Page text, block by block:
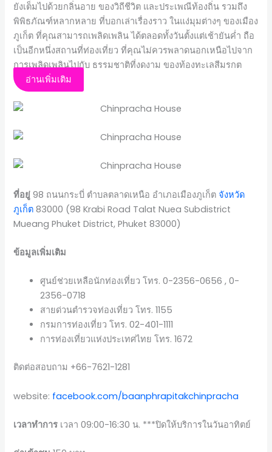
ยังเต็มไปด้วยกลิ่นอาย ของวิถีชีวิต และประเพณีท้องถิ่น รวมถึง
พิพิธภัณฑ์หลากหลาย ที่บอกเล่าเรื่องราว ในแง่มุมต่างๆ ของเมือง
ภูเก็ต ที่คุณสามารถเพลิดเพลิน ได้ตลอดทั้งวันตั้งแต่เช้ายันค่ำ ถือ
เป็นอีกหนึ่งสถานที่ท่องเที่ยว ที่คุณไม่ควรพลาดนอกเหนือไปจาก
การเพลิดเพลินไปกับ ธรรมชาติที่งดงาม ของท้องทะเลสีมรกต
อ่านเพิ่มเติม
ที่อยู่ 98 ถนนกระบี่ ตำบลตลาดเหนือ อำเภอเมืองภูเก็ต จังหวัด
ภูเก็ต 83000 (98 Krabi Road Talat Nuea Subdistrict
Mueang Phuket District, Phuket 83000)
ข้อมูลเพิ่มเติม
ศูนย์ช่วยเหลือนักท่องเที่ยว โทร. 0-2356-0656 , 0-
2356-0718
สายด่วนตำรวจท่องเที่ยว โทร. 1155
กรมการท่องเที่ยว โทร. 02-401-1111
การท่องเที่ยวแห่งประเทศไทย โทร. 1672
ติดต่อสอบถาม +66-7621-1281
website: facebook.com/baanphrapitakchinpracha
เวลาทำการ เวลา 09:00-16:30 น. ***ปิดให้บริการในวันอาทิตย์